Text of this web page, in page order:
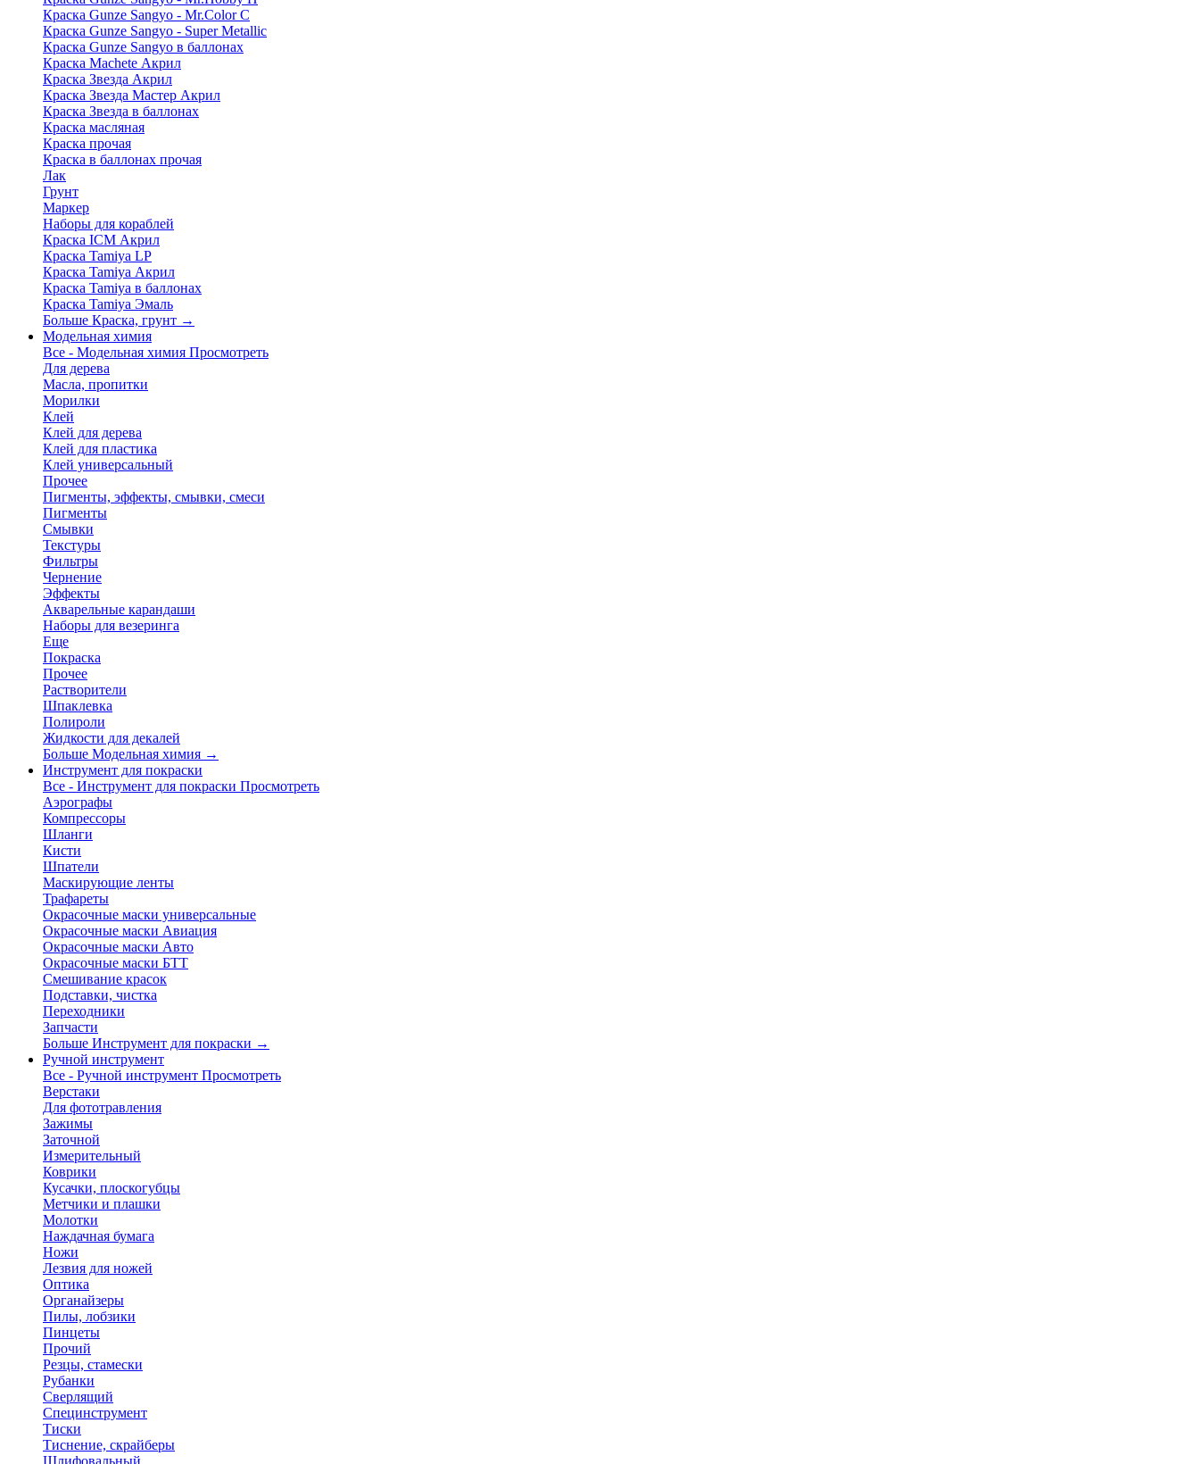
Краска Gunze Sangyo - Mr.Color C
Краска Gunze Sangyo - Super Metallic
Краска Gunze Sangyo в баллонах
Краска Machete Акрил
Краска Звезда Акрил
Краска Звезда Мастер Акрил
Краска Звезда в баллонах
Краска масляная
Краска прочая
Краска в баллонах прочая
Лак
Грунт
Маркер
Наборы для кораблей
Краска ICM Акрил
Краска Tamiya LP
Краска Tamiya Акрил
Краска Tamiya в баллонах
Краска Tamiya Эмаль
Больше Краска, грунт →
Модельная химия
Все - Модельная химия Просмотреть
Для дерева
Масла, пропитки
Морилки
Клей
Клей для дерева
Клей для пластика
Клей универсальный
Прочее
Пигменты, эффекты, смывки, смеси
Пигменты
Смывки
Текстуры
Фильтры
Чернение
Эффекты
Акварельные карандаши
Наборы для везеринга
Еще
Покраска
Прочее
Растворители
Шпаклевка
Полироли
Жидкости для декалей
Больше Модельная химия →
Инструмент для покраски
Все - Инструмент для покраски Просмотреть
Аэрографы
Компрессоры
Шланги
Кисти
Шпатели
Маскирующие ленты
Трафареты
Окрасочные маски универсальные
Окрасочные маски Авиация
Окрасочные маски Авто
Окрасочные маски БТТ
Смешивание красок
Подставки, чистка
Переходники
Запчасти
Больше Инструмент для покраски →
Ручной инструмент
Все - Ручной инструмент Просмотреть
Верстаки
Для фототравления
Зажимы
Заточной
Измерительный
Коврики
Кусачки, плоскогубцы
Метчики и плашки
Молотки
Наждачная бумага
Ножи
Лезвия для ножей
Оптика
Органайзеры
Пилы, лобзики
Пинцеты
Прочий
Резцы, стамески
Рубанки
Сверлящий
Специнструмент
Тиски
Тиснение, скрайберы
Шлифовальный